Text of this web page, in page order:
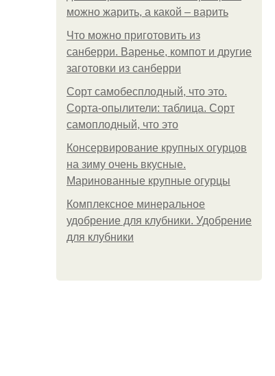
можно жарить, а какой – варить
Что можно приготовить из
санберри. Варенье, компот и другие
заготовки из санберри
Сорт самобесплодный, что это.
Сорта-опылители: таблица. Сорт
самоплодный, что это
Консервирование крупных огурцов
на зиму очень вкусные.
Маринованные крупные огурцы
Комплексное минеральное
удобрение для клубники. Удобрение
для клубники